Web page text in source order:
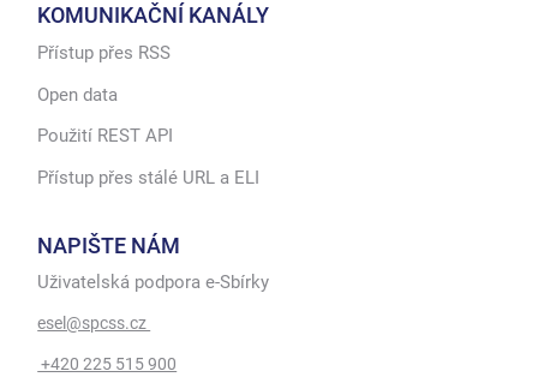
KOMUNIKAČNÍ KANÁLY
Přístup přes RSS
Open data
Použití REST API
Přístup přes stálé URL a ELI
NAPIŠTE NÁM
Uživatelská podpora e-Sbírky
esel@spcss.cz
+420 225 515 900